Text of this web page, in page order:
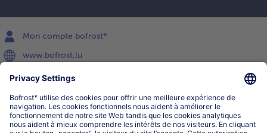
Mon compte bofrost*
www.bofrost.lu
service@bofrost.lu
027863232
Lu-ve : 8h-20h Sa : 10h-16h